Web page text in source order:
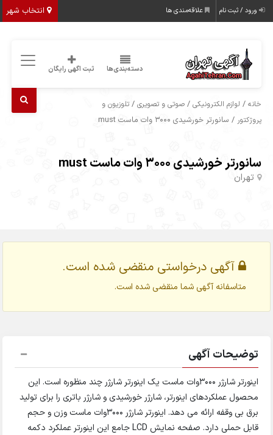
انتخاب شهر ورود / ثبت نام علاقه‌مندی ها
دسته‌بندی‌ها ثبت اگهی رایگان
خانه / لوازم الکترونیکی /صوتی و تصویری /تلوزیون و
پروژکتور / سانورتر خورشیدی 3000 وات ماست must
سانورتر خورشیدی 3000 وات ماست must
تهران
آگهی درخواستی منقضی شده است.
متاسفانه آگهی شما منقضی شده است.
توضیحات آگهی
اینورتر شارژر 3000وات ماست یک اینورتر شارژر چند منظوره است. این
محصول عملکردهای اینورتر، شارژر خورشیدی و شارژر باتری را برای تولید
برق بی وقفه ارائه می دهد. اینورتر شارژر 3000وات ماست وزن و حجم
قابل حملی دارد. صفحه نمایش LCD جامع این اینورتر عملکرد دکمه